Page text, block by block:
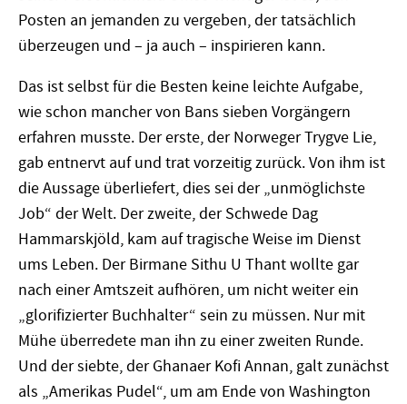
Posten an jemanden zu vergeben, der tatsächlich
überzeugen und – ja auch – inspirieren kann.
Das ist selbst für die Besten keine leichte Aufgabe,
wie schon mancher von Bans sieben Vorgängern
erfahren musste. Der erste, der Norweger Trygve Lie,
gab entnervt auf und trat vorzeitig zurück. Von ihm ist
die Aussage überliefert, dies sei der „unmöglichste
Job“ der Welt. Der zweite, der Schwede Dag
Hammarskjöld, kam auf tragische Weise im Dienst
ums Leben. Der Birmane Sithu U Thant wollte gar
nach einer Amtszeit aufhören, um nicht weiter ein
„glorifizierter Buchhalter“ sein zu müssen. Nur mit
Mühe überredete man ihn zu einer zweiten Runde.
Und der siebte, der Ghanaer Kofi Annan, galt zunächst
als „Amerikas Pudel“, um am Ende von Washington